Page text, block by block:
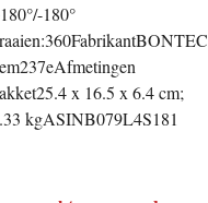
180°
x 16.5 x 6.4 cm;
kgASIN‎B079L4S181